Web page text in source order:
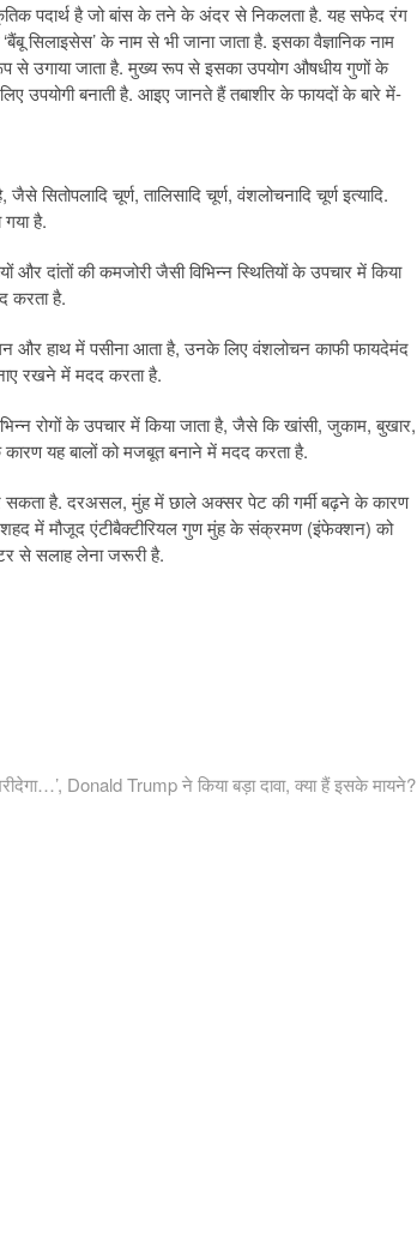
पदार्थ है जो बांस के तने के अंदर से निकलता है. यह सफेद रंग
सिलाइसेस’ के नाम से भी जाना जाता है. इसका वैज्ञानिक नाम
से उगाया जाता है. मुख्य रूप से इसका उपयोग औषधीय गुणों के
उपयोगी बनाती है. आइए जानते हैं तबाशीर के फायदों के बारे में-
चूर्ण, तालिसादि चूर्ण, वंशलोचनादि चूर्ण इत्यादि.
है.
दांतों की कमजोरी जैसी विभिन्न स्थितियों के उपचार में किया
करता है.
और हाथ में पसीना आता है, उनके लिए वंशलोचन काफी फायदेमंद
रखने में मदद करता है.
रोगों के उपचार में किया जाता है, जैसे कि खांसी, जुकाम, बुखार,
कारण यह बालों को मजबूत बनाने में मदद करता है.
सकता है. दरअसल, मुंह में छाले अक्सर पेट की गर्मी बढ़ने के कारण
शहद में मौजूद एंटीबैक्टीरियल गुण मुंह के संक्रमण (इंफेक्शन) को
से सलाह लेना जरूरी है.
Donald Trump ने किया बड़ा दावा, क्या हैं इसके मायने?